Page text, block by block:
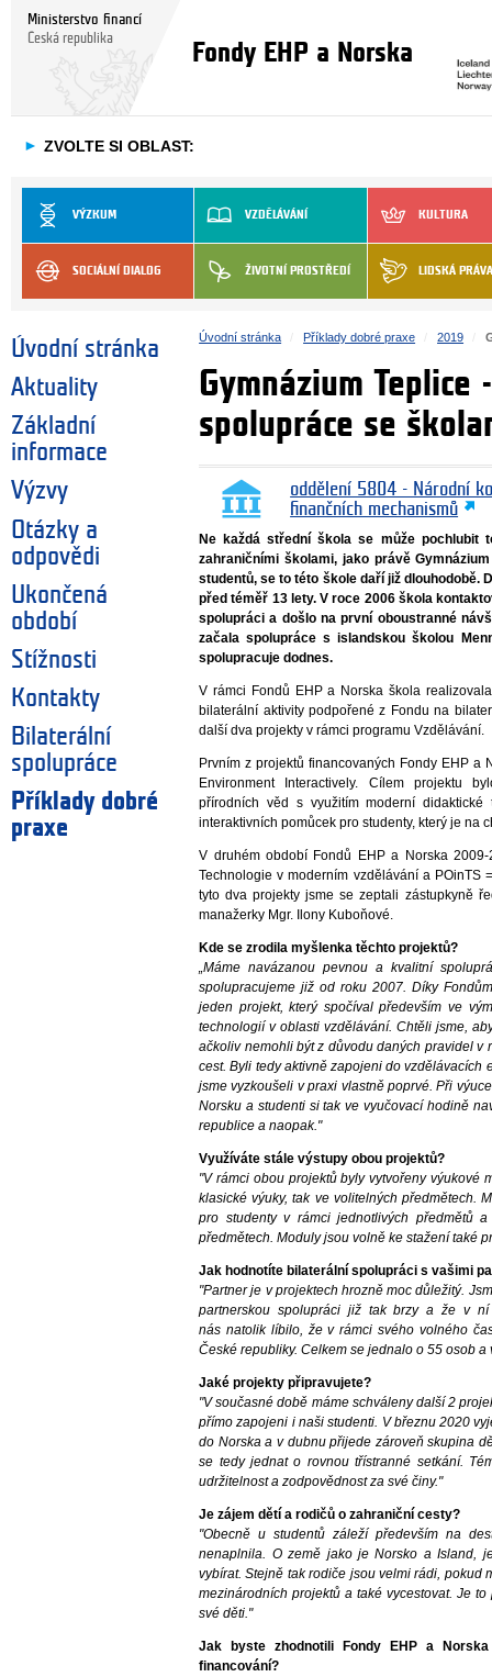
Ministerstvo financí
Česká republika
Fondy EHP a Norska
► ZVOLTE SI OBLAST:
VÝZKUM VZDĚLÁVÁNÍ KULTURA
SOCIÁLNÍ DIALOG ŽIVOTNÍ PROSTŘEDÍ LIDSKÁ PRÁVA
Úvodní stránka
Aktuality
Základní
informace
Výzvy
Otázky a
odpovědi
Ukončená
období
Stížnosti
Kontakty
Bilaterální
spolupráce
Příklady dobré
praxe
Úvodní stránka Příklady dobré praxe 2019
Gymnázium
spolupráce se
oddělení 5804 - Národní
finančních mechanismů
Ne každá střední škola se může pochlubit
zahraničními školami, jako právě
studentů, se to této škole daří již dlouhodobě.
před téměř 13 lety. V roce 2006 škola
spolupráci a došlo na první oboustranné
začala spolupráce s islandskou školou
spolupracuje dodnes.
V rámci Fondů EHP a Norska škola
bilaterální aktivity podpořené z Fondu na
další dva projekty v rámci programu Vzdělávání.
Prvním z projektů financovaných Fondy EHP a
Environment Interactively. Cílem projektu
přírodních věd s využitím moderní
interaktivních pomůcek pro studenty, který je na
V druhém období Fondů EHP a Norska
Technologie v moderním vzdělávání a POinTS
tyto dva projekty jsme se zeptali zástupkyně
manažerky Mgr. Ilony Kuboňové.
Kde se zrodila myšlenka těchto projektů?
„Máme navázanou pevnou a kvalitní
spolupracujeme již od roku 2007. Díky
jeden projekt, který spočíval především ve
technologií v oblasti vzdělávání. Chtěli jsme,
ačkoliv nemohli být z důvodu daných pravidel v
cest. Byli tedy aktivně zapojeni do vzdělávacích
jsme vyzkoušeli v praxi vlastně poprvé. Při
Norsku a studenti si tak ve vyučovací hodině
republice a naopak."
Využíváte stále výstupy obou projektů?
"V rámci obou projektů byly vytvořeny výukové
klasické výuky, tak ve volitelných předmětech.
pro studenty v rámci jednotlivých předmětů
předmětech. Moduly jsou volně ke stažení také
Jak hodnotíte bilaterální spolupráci s vašimi
"Partner je v projektech hrozně moc důležitý.
partnerskou spolupráci již tak brzy a že v
nás natolik líbilo, že v rámci svého volného
České republiky. Celkem se jednalo o 55 osob
Jaké projekty připravujete?
"V současné době máme schváleny další 2
přímo zapojeni i naši studenti. V březnu 2020
do Norska a v dubnu přijede zároveň skupina
se tedy jednat o rovnou třístranné setkání.
udržitelnost a zodpovědnost za své činy."
Je zájem dětí a rodičů o zahraniční cesty?
"Obecně u studentů záleží především na
nenaplnila. O země jako je Norsko a Island,
vybírat. Stejně tak rodiče jsou velmi rádi, pokud
mezinárodních projektů a také vycestovat. Je
své děti."
Jak byste zhodnotili Fondy EHP a
financování?